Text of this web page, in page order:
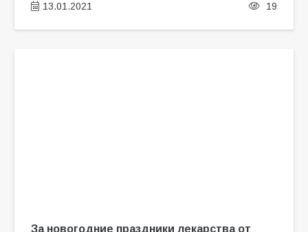
13.01.2021 19
За новогодние праздники лекарства от